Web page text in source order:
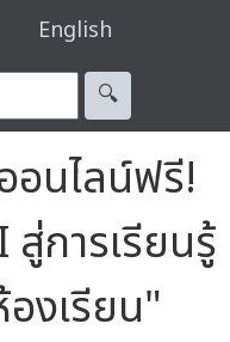
English
🔍︎
อนไลน์ฟรี!
การเรียนรู้
องเรียน"